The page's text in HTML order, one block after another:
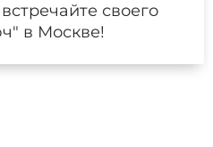
своего
в Москве!